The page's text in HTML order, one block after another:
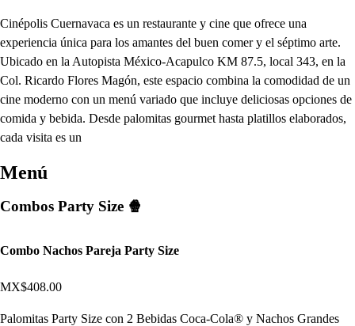
Cinépolis Cuernavaca es un restaurante y cine que ofrece una
experiencia única para los amantes del buen comer y el séptimo arte.
Ubicado en la Autopista México-Acapulco KM 87.5, local 343, en la
Col. Ricardo Flores Magón, este espacio combina la comodidad de un
cine moderno con un menú variado que incluye deliciosas opciones de
comida y bebida. Desde palomitas gourmet hasta platillos elaborados,
cada visita es un
Menú
Combos Party Size 🍿
Combo Nachos Pareja Party Size
MX$408.00
Palomitas Party Size con 2 Bebidas Coca-Cola® y Nachos Grandes